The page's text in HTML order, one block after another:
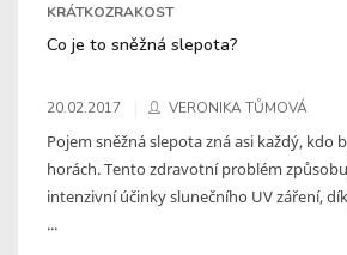
KRÁTKOZRAKOST
Co je to sněžná slepota?
20.02.2017 VERONIKA TŮMOVÁ
Pojem sněžná slepota zná asi každý, kdo
horách. Tento zdravotní problém
intenzivní účinky slunečního UV záření,
...